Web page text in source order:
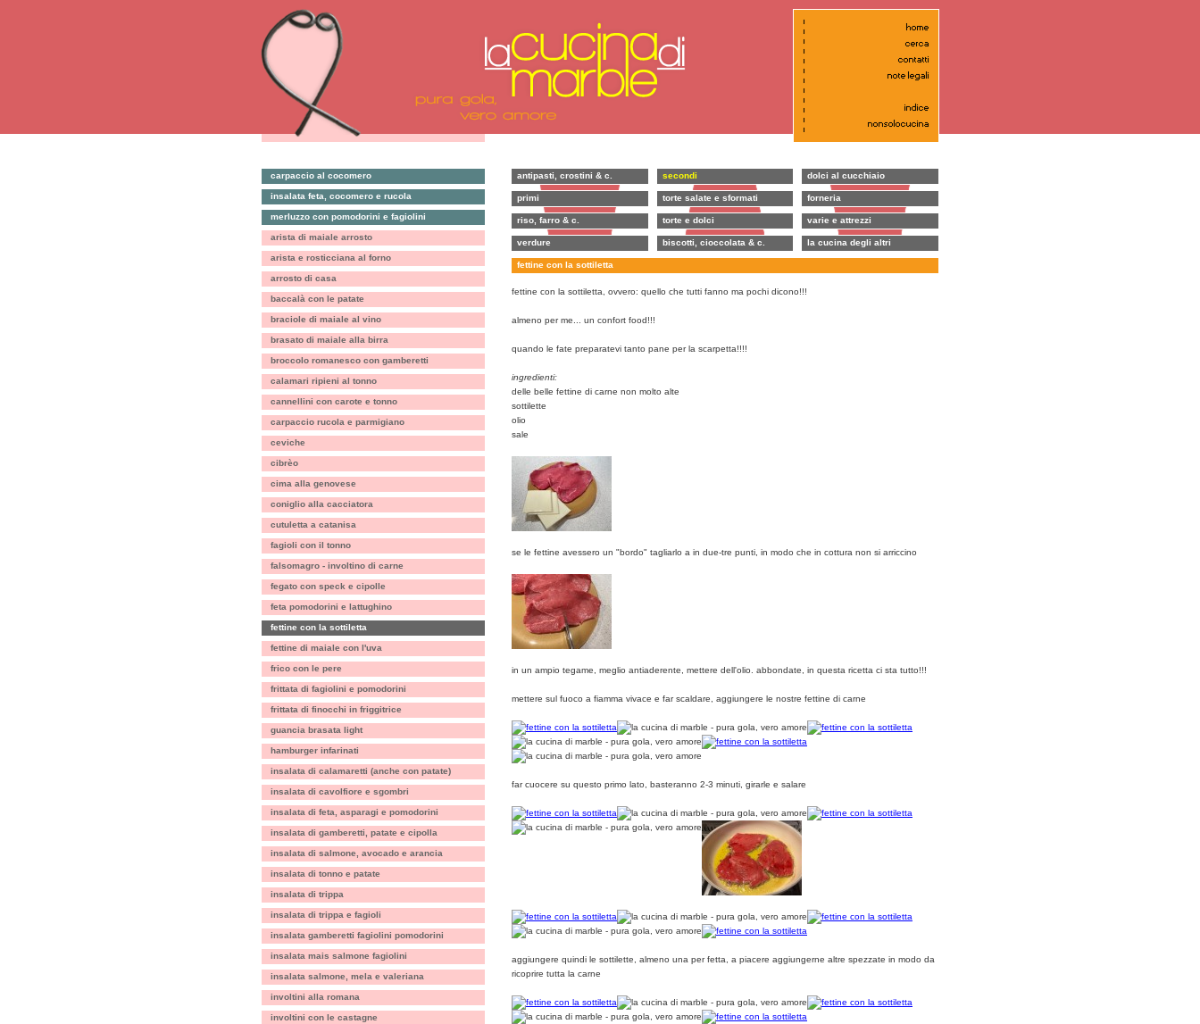
antipasti, crostini & c.
primi
riso, farro & c.
verdure
secondi
torte salate e sformati
torte e dolci
biscotti, cioccolata & c.
dolci al cucchiaio
forneria
varie e attrezzi
la cucina degli altri
carpaccio al cocomero
insalata feta, cocomero e rucola
merluzzo con pomodorini e fagiolini
arista di maiale arrosto
arista e rosticciana al forno
arrosto di casa
baccalà con le patate
braciole di maiale al vino
brasato di maiale alla birra
broccolo romanesco con gamberetti
calamari ripieni al tonno
cannellini con carote e tonno
carpaccio rucola e parmigiano
ceviche
cibrèo
cima alla genovese
coniglio alla cacciatora
cutuletta a catanisa
fagioli con il tonno
falsomagro - involtino di carne
fegato con speck e cipolle
feta pomodorini e lattughino
fettine con la sottiletta
fettine di maiale con l'uva
frico con le pere
frittata di fagiolini e pomodorini
frittata di finocchi in friggitrice
guancia brasata light
hamburger infarinati
insalata di calamaretti (anche con patate)
insalata di cavolfiore e sgombri
insalata di feta, asparagi e pomodorini
insalata di gamberetti, patate e cipolla
insalata di salmone, avocado e arancia
insalata di tonno e patate
insalata di trippa
insalata di trippa e fagioli
insalata gamberetti fagiolini pomodorini
insalata mais salmone fagiolini
insalata salmone, mela e valeriana
involtini alla romana
involtini con le castagne
fettine con la sottiletta
fettine con la sottiletta, ovvero: quello che tutti fanno ma pochi dicono!!!
almeno per me... un confort food!!!
quando le fate preparatevi tanto pane per la scarpetta!!!!
ingredienti:
delle belle fettine di carne non molto alte
sottilette
olio
sale
se le fettine avessero un "bordo" tagliarlo a in due-tre punti, in modo che in cottura non si arriccino
in un ampio tegame, meglio antiaderente, mettere dell'olio. abbondate, in questa ricetta ci sta tutto!!!
mettere sul fuoco a fiamma vivace e far scaldare, aggiungere le nostre fettine di carne
far cuocere su questo primo lato, basteranno 2-3 minuti, girarle e salare
aggiungere quindi le sottilette, almeno una per fetta, a piacere aggiungerne altre spezzate in modo da
ricoprire tutta la carne